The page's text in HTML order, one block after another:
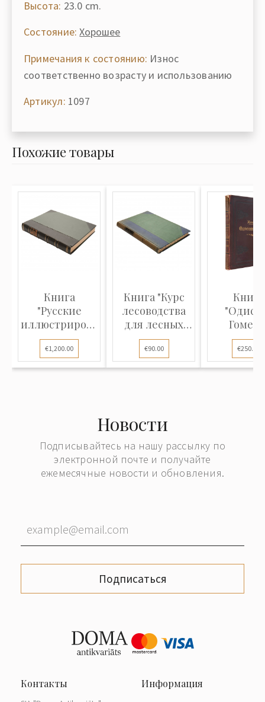
Высота: 23.0 cm.
Состояние: Хорошее
Примечания к состоянию: Износ
соответственно возрасту и использованию
Артикул: 1097
Похожие товары
Книга
"Русские
иллюстрированные
издания XVIII
и XIX
столетий (1720
€1,200.00
Книга "Курс
лесоводства
для лесных
школ и для
лесовладельцев
и
рисунками"
€90.00
Книга
€250.00
Новости
Подписывайтесь на нашу рассылку по
электронной почте и получайте
ежемесячные новости и обновления.
Подписаться